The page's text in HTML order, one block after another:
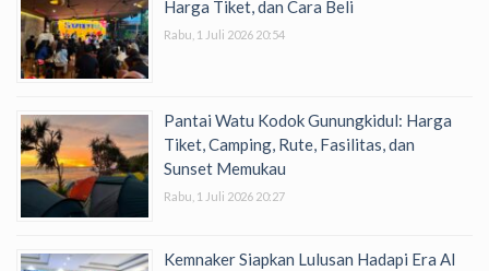
Harga Tiket, dan Cara Beli
Rabu, 1 Juli 2026 20:54
Pantai Watu Kodok Gunungkidul: Harga
Tiket, Camping, Rute, Fasilitas, dan
Sunset Memukau
Rabu, 1 Juli 2026 20:27
Kemnaker Siapkan Lulusan Hadapi Era AI